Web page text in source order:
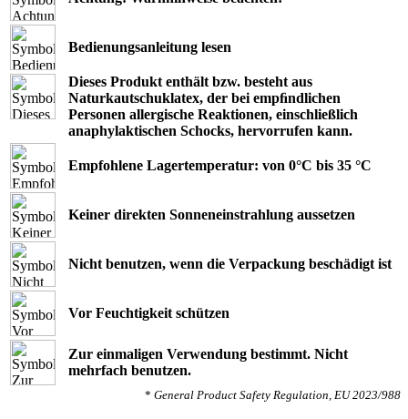
Bedienungsanleitung lesen
Dieses Produkt enthält bzw. besteht aus
Naturkautschuklatex, der bei empﬁndlichen
Personen allergische Reaktionen, einschließlich
anaphylaktischen Schocks, hervorrufen kann.
Empfohlene Lagertemperatur: von 0°C bis 35 °C
Keiner direkten Sonneneinstrahlung aussetzen
Nicht benutzen, wenn die Verpackung beschädigt ist
Vor Feuchtigkeit schützen
Zur einmaligen Verwendung bestimmt. Nicht
mehrfach benutzen.
* General Product Safety Regulation, EU 2023/988